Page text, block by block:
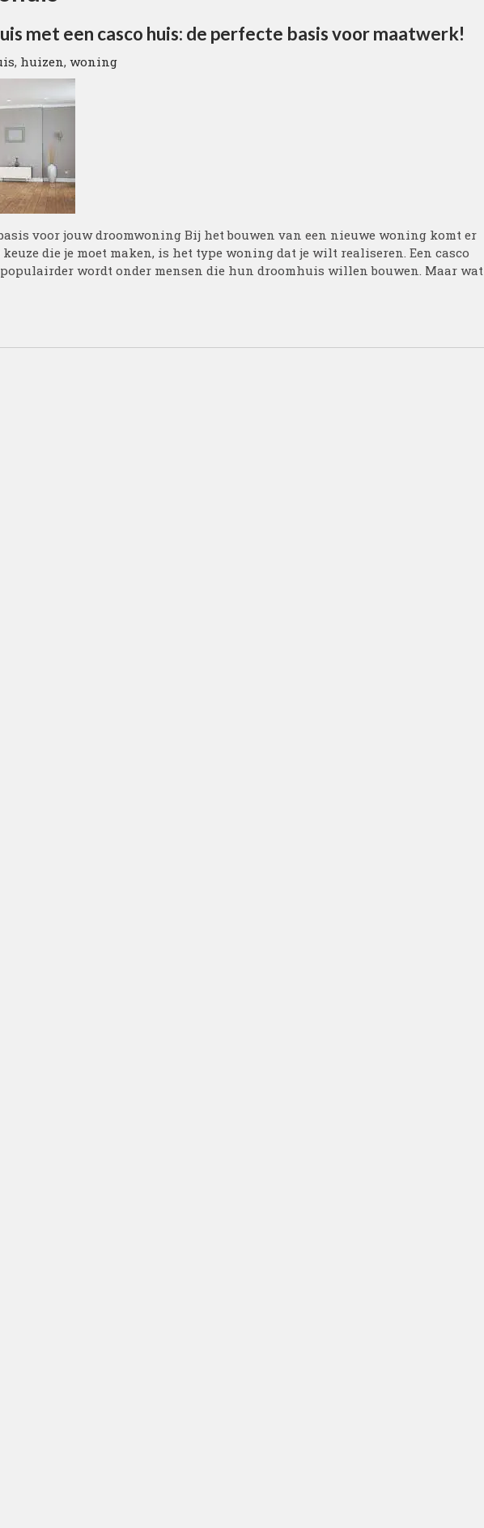
met een casco huis: de perfecte basis voor maatwerk!
, huizen, woning
voor jouw droomwoning Bij het bouwen van een nieuwe woning komt er
die je moet maken, is het type woning dat je wilt realiseren. Een casco
wordt onder mensen die hun droomhuis willen bouwen. Maar wat